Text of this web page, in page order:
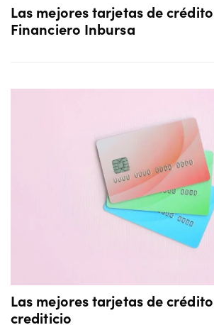
Las mejores tarjetas de
Financiero Inbursa
Las mejores tarjetas de
crediticio